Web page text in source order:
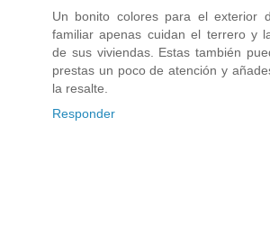
Un bonito colores para el exterior
familiar apenas cuidan el terrero y
de sus viviendas. Estas también
prestas un poco de atención y
la resalte.
Responder